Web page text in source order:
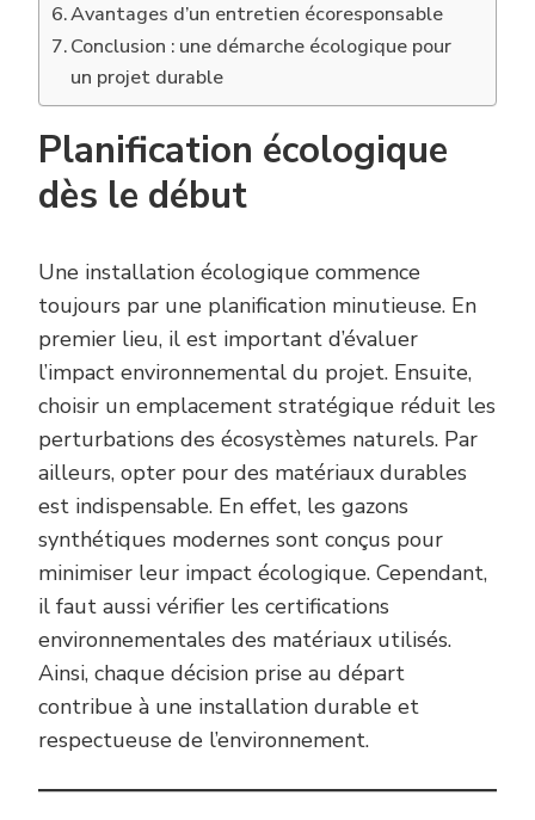
Avantages d’un entretien écoresponsable
Conclusion : une démarche écologique pour
un projet durable
Planification écologique
dès le début
Une installation écologique commence
toujours par une planification minutieuse. En
premier lieu, il est important d’évaluer
l’impact environnemental du projet. Ensuite,
choisir un emplacement stratégique réduit les
perturbations des écosystèmes naturels. Par
ailleurs, opter pour des matériaux durables
est indispensable. En effet, les gazons
synthétiques modernes sont conçus pour
minimiser leur impact écologique. Cependant,
il faut aussi vérifier les certifications
environnementales des matériaux utilisés.
Ainsi, chaque décision prise au départ
contribue à une installation durable et
respectueuse de l’environnement.